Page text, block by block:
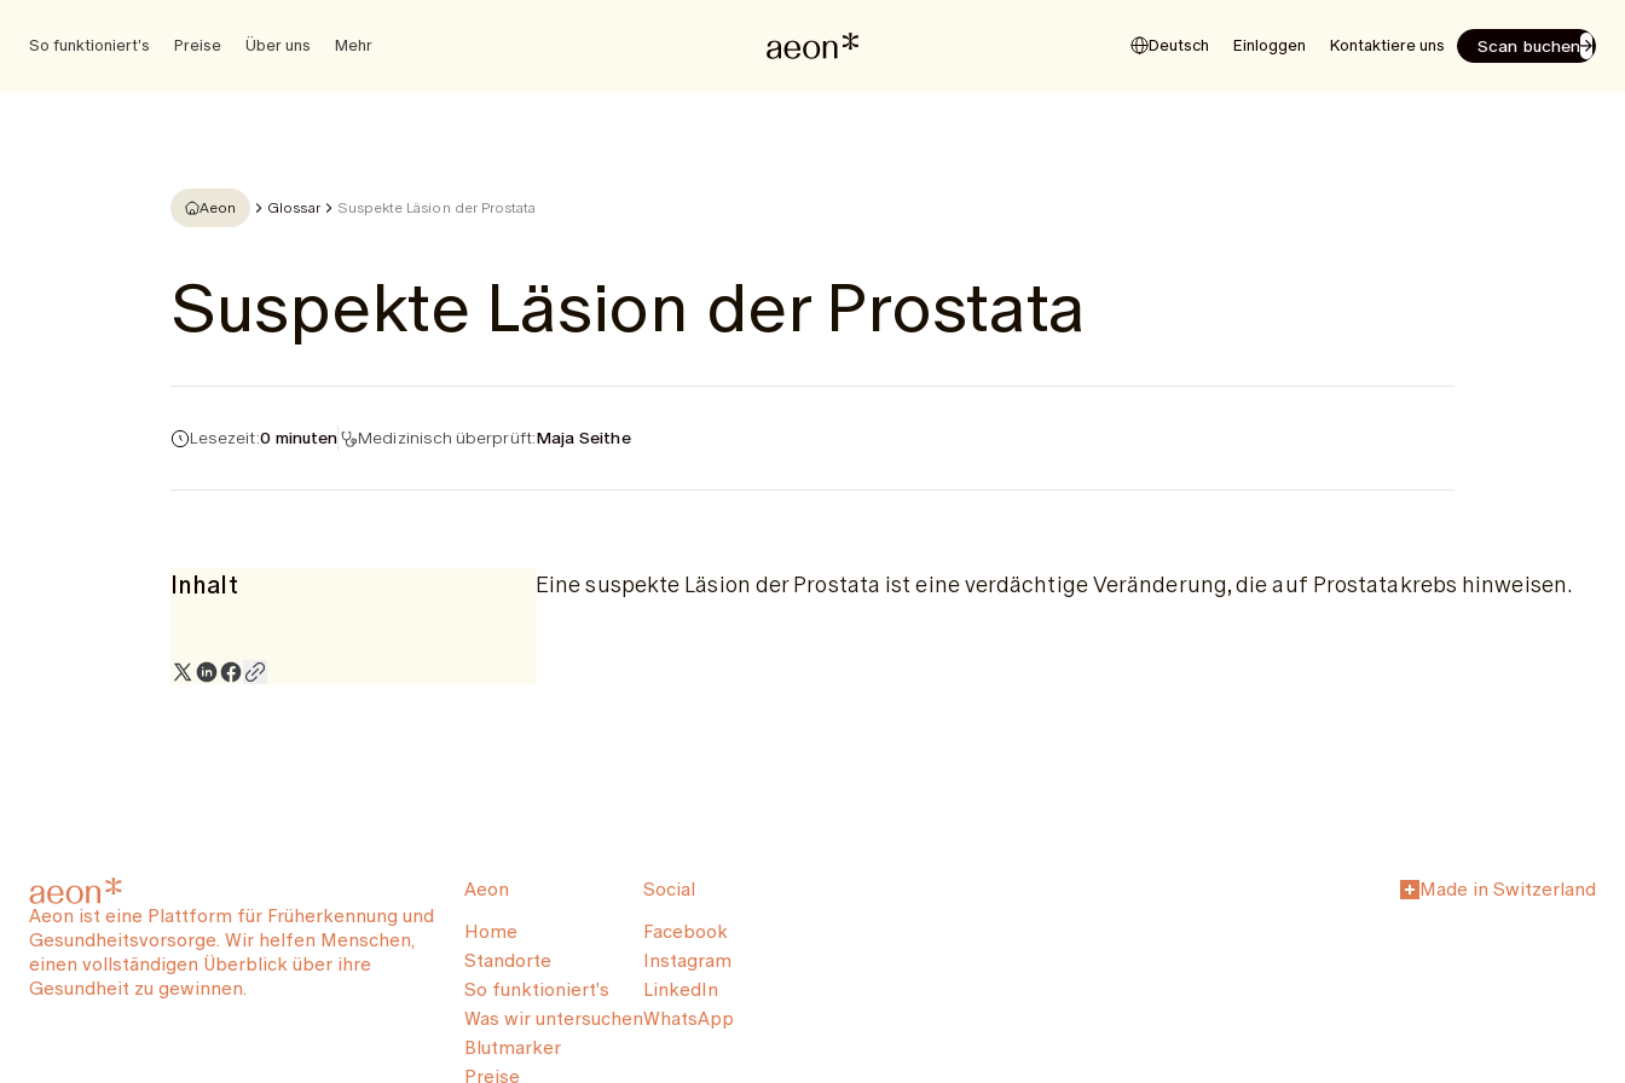
So funktioniert's Preise Über uns Mehr Deutsch Einloggen Kontaktiere uns Scan buchen
Aeon Glossar Suspekte Läsion der Prostata
Suspekte Läsion der Prostata
Lesezeit:0 minuten Medizinisch überprüft:Maja Seithe
Inhalt Eine suspekte Läsion der Prostata ist eine verdächtige Veränderung, die auf Prostatakrebs hinweisen.
Aeon ist eine Plattform für Früherkennung und
Gesundheitsvorsorge. Wir helfen Menschen,
einen vollständigen Überblick über ihre
Gesundheit zu gewinnen.
Aeon
Home
Standorte
So funktioniert's
Was wir untersuchen
Blutmarker
Preise
Social
Facebook
Instagram
LinkedIn
WhatsApp
Made in Switzerland